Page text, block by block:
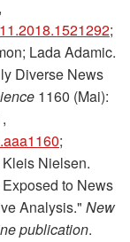
;
Lada Adamic.
Diverse News
1160 (Mai):
;
Nielsen.
to News
Analysis." New
publication.